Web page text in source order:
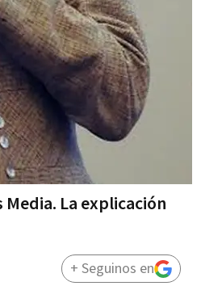
La explicación
+ Seguinos en